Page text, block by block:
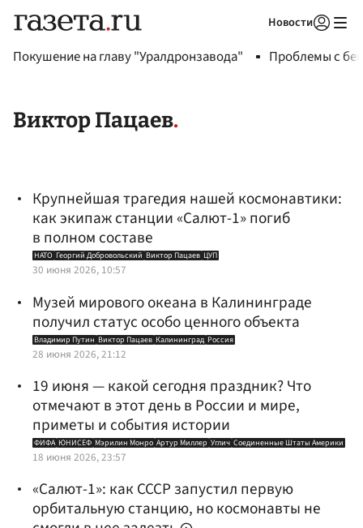
Новости
Покушение на главу "Уралдронзавода" Проблемы с
Виктор Пацаев
Крупнейшая трагедия нашей космонавтики:
как экипаж станции «Салют-1» погиб
в полном составе
НАТО Георгий Добровольский Виктор Пацаев ЦУП
30 июня 2026, 10:57
Музей мирового океана в Калининграде
получил статус особо ценного объекта
Владимир Путин Виктор Пацаев Калининград Россия
28 июня 2026, 21:12
19 июня — какой сегодня праздник? Что
отмечают в этот день в России и мире,
приметы и события истории
ФИФА ЮНИСЕФ Мэрилин Монро Артур Миллер Углич Соединенные Штаты Америки
18 июня 2026, 23:57
«Салют-1»: как СССР запустил первую
орбитальную станцию, но космонавты не